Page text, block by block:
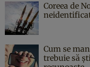
Coreea de
Cum se
trebuie să